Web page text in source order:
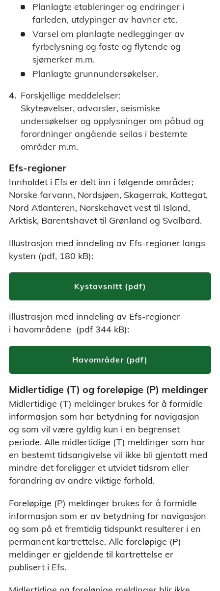
Planlagte etableringer og endringer i
farleden, utdypinger av havner etc.
Varsel om planlagte nedlegginger av
fyrbelysning og faste og flytende og
sjømerker m.m.
Planlagte grunnundersøkelser.
Forskjellige meddelelser:
Skyteøvelser, advarsler, seismiske
undersøkelser og opplysninger om påbud og
forordninger angående seilas i bestemte
områder m.m.
Efs-regioner
Innholdet i Efs er delt inn i følgende områder;
Norske farvann, Nordsjøen, Skagerrak, Kattegat,
Nord Atlanteren, Norskehavet vest til Island,
Arktisk, Barentshavet til Grønland og Svalbard.
Illustrasjon med inndeling av Efs-regioner langs
kysten (pdf, 180 kB):
Kystavsnitt (pdf)
Illustrasjon med inndeling av Efs-regioner
i havområdene (pdf 344 kB):
Havområder (pdf)
Midlertidige (T) og foreløpige (P) meldinger
Midlertidige (T) meldinger brukes for å formidle
informasjon som har betydning for navigasjon
og som vil være gyldig kun i en begrenset
periode. Alle midlertidige (T) meldinger som har
en bestemt tidsangivelse vil ikke bli gjentatt med
mindre det foreligger et utvidet tidsrom eller
forandring av andre viktige forhold.
Foreløpige (P) meldinger brukes for å formidle
informasjon som er av betydning for navigasjon
og som på et fremtidig tidspunkt resulterer i en
permanent kartrettelse. Alle foreløpige (P)
meldinger er gjeldende til kartrettelse er
publisert i Efs.